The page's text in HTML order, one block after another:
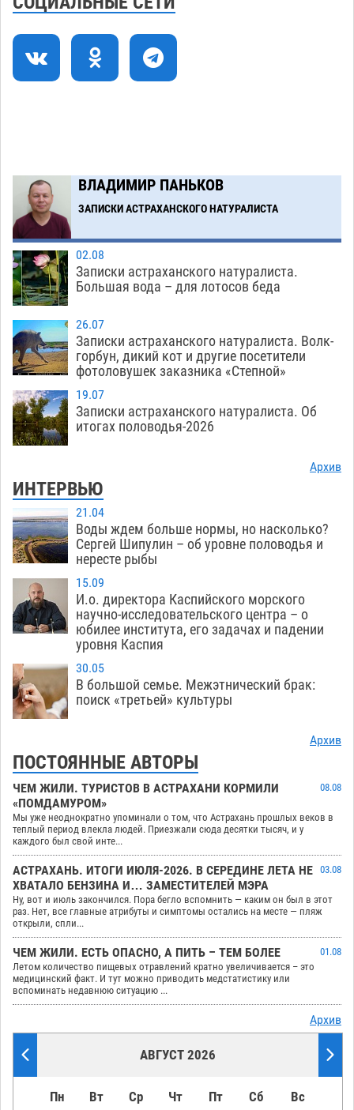
споре за возврат униформы
На Всероссийской Спартакиаде астраханские
гандболисты уступили казанским «драконам»
08:47
Астраханский суд оценил четыре удара по
голове полицейского в сто тысяч рублей
Загрузить еще
ВЛАДИМИР ПАНЬКОВ
ЗАПИСКИ АСТРАХАНСКОГО НАТУРАЛИСТА
02.08
Записки астраханского натуралиста.
Большая вода – для лотосов беда
26.07
Записки астраханского натуралиста. Волк-
горбун, дикий кот и другие посетители
фотоловушек заказника «Степной»
19.07
Записки астраханского натуралиста. Об
итогах половодья-2026
Архив
ИНТЕРВЬЮ
21.04
Воды ждем больше нормы, но насколько?
Сергей Шипулин – об уровне половодья и
нересте рыбы
15.09
И.о. директора Каспийского морского
научно-исследовательского центра – о
юбилее института, его задачах и падении
уровня Каспия
30.05
В большой семье. Межэтнический брак:
поиск «третьей» культуры
Архив
ПОСТОЯННЫЕ АВТОРЫ
ЧЕМ ЖИЛИ. ТУРИСТОВ В АСТРАХАНИ КОРМИЛИ
«ПОМДАМУРОМ»
08.08
Мы уже неоднократно упоминали о том, что Астрахань прошлых веков в
теплый период влекла людей. Приезжали сюда десятки тысяч, и у
каждого был свой инте...
АСТРАХАНЬ. ИТОГИ ИЮЛЯ-2026. В СЕРЕДИНЕ ЛЕТА НЕ
ХВАТАЛО БЕНЗИНА И… ЗАМЕСТИТЕЛЕЙ МЭРА
03.08
Ну, вот и июль закончился. Пора бегло вспомнить — каким он был в этот
раз. Нет, все главные атрибуты и симптомы остались на месте — пляж
открыли, спли...
ЧЕМ ЖИЛИ. ЕСТЬ ОПАСНО, А ПИТЬ – ТЕМ БОЛЕЕ
01.08
Летом количество пищевых отравлений кратно увеличивается – это
медицинский факт. И тут можно приводить медстатистику или
вспоминать недавнюю ситуацию ...
Архив
АВГУСТ 2026
Пн Вт Ср Чт Пт Сб Вс